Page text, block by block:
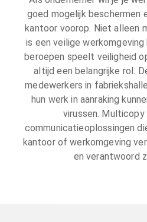
goed mogelijk beschermen
kantoor voorop. Niet alleen
is een veilige werkomgeving
beroepen speelt veiligheid
altijd een belangrijke rol.
medewerkers in
hun werk in aanraking
virussen.
communicatieoplossingen
kantoor of werkomgeving
en verantwoord